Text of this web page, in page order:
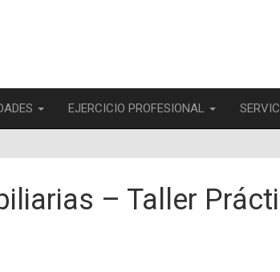
EJERCICIO PROFESIONAL
– Taller